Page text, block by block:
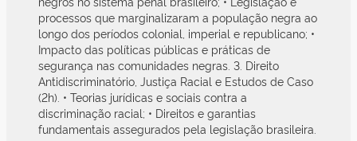
processos que marginalizaram a população negra ao
longo dos períodos colonial, imperial e republicano; •
Impacto das políticas públicas e práticas de
segurança nas comunidades negras. 3. Direito
Antidiscriminatório, Justiça Racial e Estudos de Caso
(2h). • Teorias jurídicas e sociais contra a
discriminação racial; • Direitos e garantias
fundamentais assegurados pela legislação brasileira.